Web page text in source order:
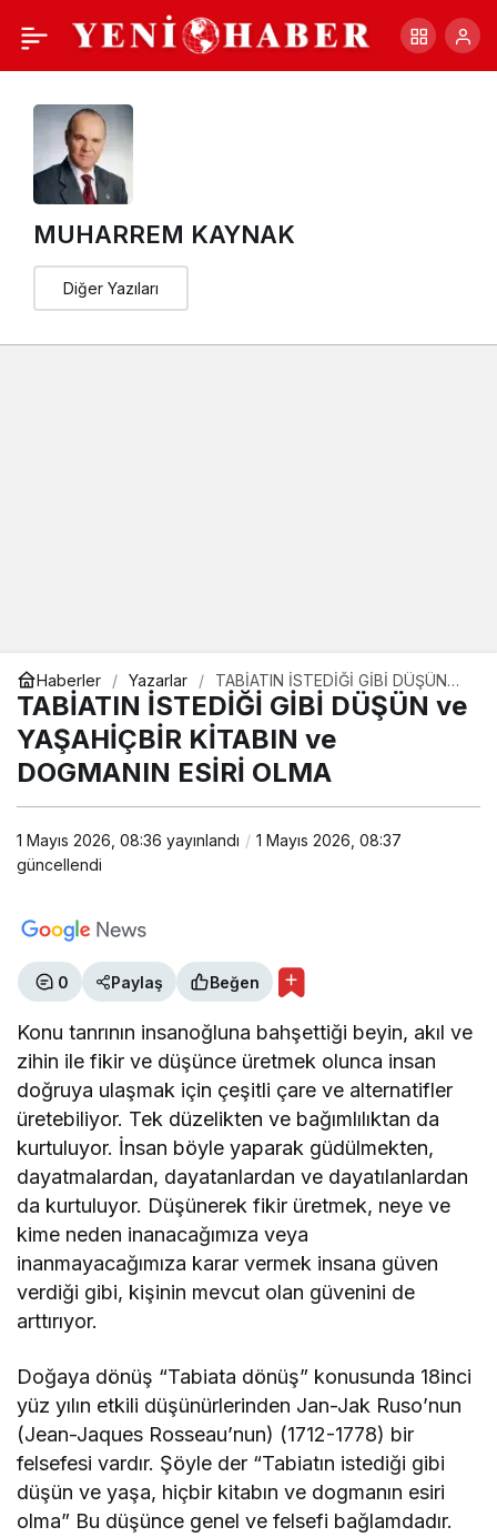
MUHARREM KAYNAK
Diğer Yazıları
Haberler Yazarlar
TABİATIN İSTEDİĞİ GİBİ DÜŞÜN
ve YAŞAHİÇBİR KİTABIN ve
DOGMANIN ESİRİ OLMA
TABİATIN İSTEDİĞİ GİBİ DÜŞÜN ve
YAŞAHİÇBİR KİTABIN ve
DOGMANIN ESİRİ OLMA
1 Mayıs 2026, 08:36 yayınlandı
1 Mayıs 2026, 08:37
güncellendi
0 Paylaş Beğen
Konu tanrının insanoğluna bahşettiği beyin, akıl ve
zihin ile fikir ve düşünce üretmek olunca insan
doğruya ulaşmak için çeşitli çare ve alternatifler
üretebiliyor. Tek düzelikten ve bağımlılıktan da
kurtuluyor. İnsan böyle yaparak güdülmekten,
dayatmalardan, dayatanlardan ve dayatılanlardan
da kurtuluyor. Düşünerek fikir üretmek, neye ve
kime neden inanacağımıza veya
inanmayacağımıza karar vermek insana güven
verdiği gibi, kişinin mevcut olan güvenini de
arttırıyor.
Doğaya dönüş “Tabiata dönüş” konusunda 18inci
yüz yılın etkili düşünürlerinden Jan-Jak Ruso’nun
(Jean-Jaques Rosseau’nun) (1712-1778) bir
felsefesi vardır. Şöyle der “Tabiatın istediği gibi
düşün ve yaşa, hiçbir kitabın ve dogmanın esiri
olma” Bu düşünce genel ve felsefi bağlamdadır.
ŞEHRİMİN DÖKÜLECEK
ÇEVİREMEMEK,
ÇEVİRTMEMEK!
+ - Paylaş